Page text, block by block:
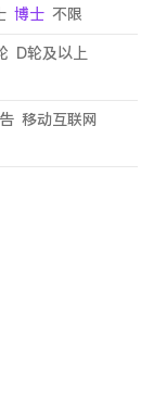
博士 不限
D轮及以上
移动互联网